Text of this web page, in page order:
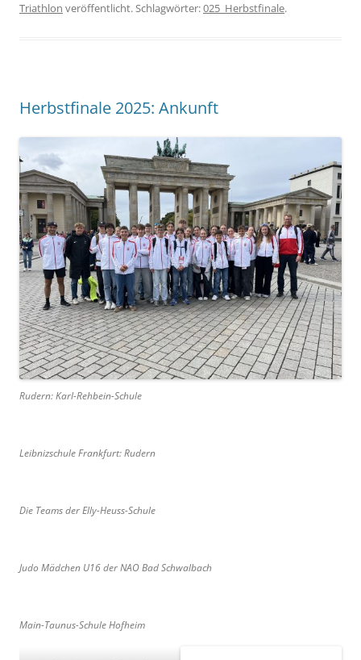
Triathlon veröffentlicht. Schlagwörter:025_Herbstfinale.
Herbstfinale 2025: Ankunft
Rudern: Karl-Rehbein-Schule
Leibnizschule Frankfurt: Rudern
Die Teams der Elly-Heuss-Schule
Judo Mädchen U16 der NAO Bad Schwalbach
Main-Taunus-Schule Hofheim